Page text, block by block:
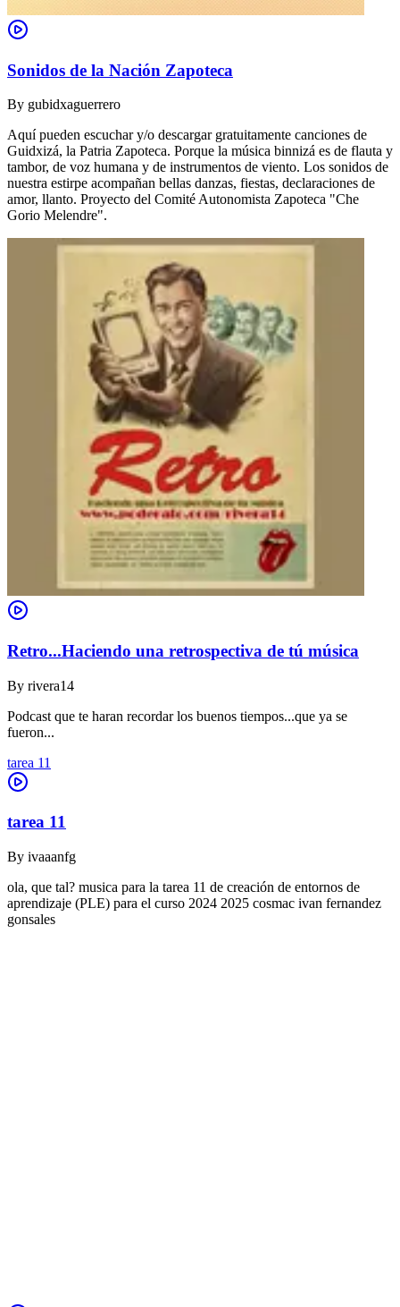
Sonidos de la Nación Zapoteca
By gubidxaguerrero
Aquí pueden escuchar y/o descargar gratuitamente canciones de
Guidxizá, la Patria Zapoteca. Porque la música binnizá es de flauta y
tambor, de voz humana y de instrumentos de viento. Los sonidos de
nuestra estirpe acompañan bellas danzas, fiestas, declaraciones de
amor, llanto. Proyecto del Comité Autonomista Zapoteca "Che
Gorio Melendre".
Retro...Haciendo una retrospectiva de tú música
By rivera14
Podcast que te haran recordar los buenos tiempos...que ya se
fueron...
tarea 11
tarea 11
By ivaaanfg
ola, que tal? musica para la tarea 11 de creación de entornos de
aprendizaje (PLE) para el curso 2024 2025 cosmac ivan fernandez
gonsales